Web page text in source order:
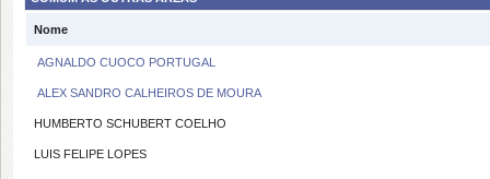
Nome
AGNALDO CUOCO PORTUGAL
ALEX SANDRO CALHEIROS DE MOURA
HUMBERTO SCHUBERT COELHO
LUIS FELIPE LOPES